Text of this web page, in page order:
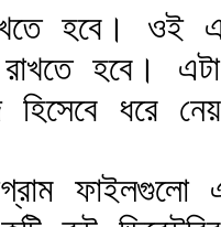
হবে।
হবে।
হিসেবে ধরে
ফাইলগুলো